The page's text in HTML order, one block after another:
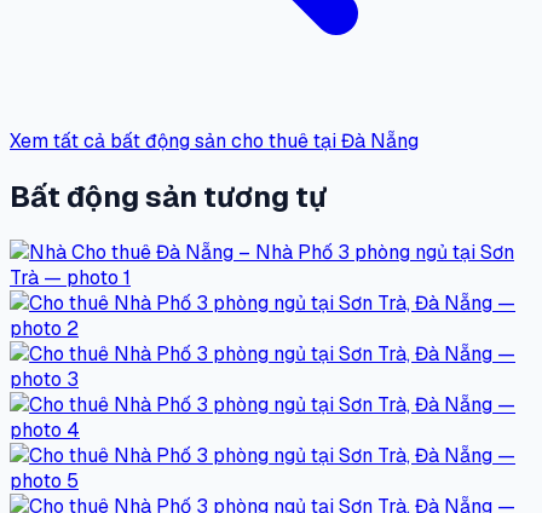
Xem tất cả bất động sản cho thuê tại Đà Nẵng
Bất động sản tương tự